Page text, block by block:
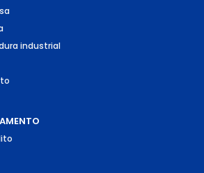
industrial